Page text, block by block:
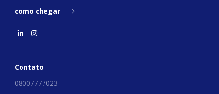
como chegar
Contato
08007777023